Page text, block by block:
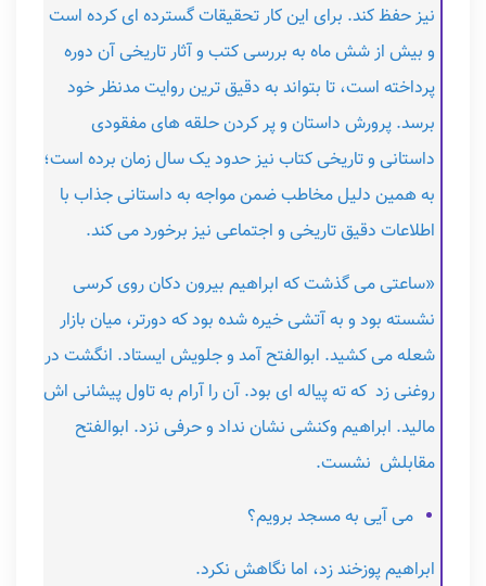
نیز حفظ کند. برای این کار تحقیقات گسترده ای کرده است
و بیش از شش ماه به بررسی کتب و آثار تاریخی آن دوره
پرداخته است، تا بتواند به دقیق ترین روایت مدنظر خود
برسد. پرورش داستان و پر کردن حلقه های مفقودی
داستانی و تاریخی کتاب نیز حدود یک سال زمان برده است؛
به همین دلیل مخاطب ضمن مواجه به داستانی جذاب با
اطلاعات دقیق تاریخی و اجتماعی نیز برخورد می کند.
«ساعتی می گذشت که ابراهیم بیرون دکان روی کرسی
نشسته بود و به آتشی خیره شده بود که دورتر، میان بازار
شعله می کشید. ابوالفتح آمد و جلویش ایستاد. انگشت در
روغنی زد که ته پیاله ای بود. آن را آرام به تاول پیشانی اش
مالید. ابراهیم وکنشی نشان نداد و حرفی نزد. ابوالفتح
مقابلش نشست.
می آیی به مسجد برویم؟
ابراهیم پوزخند زد، اما نگاهش نکرد.